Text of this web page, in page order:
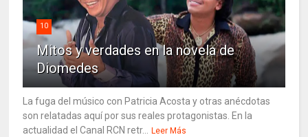
10
Mitos y verdades en la novela de
Diomedes
La fuga del músico con Patricia Acosta y otras anécdotas
son relatadas aquí por sus reales protagonistas. En la
actualidad el Canal RCN retr...
Leer Más